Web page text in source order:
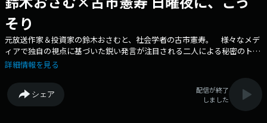
そり
元放送作家＆投資家の鈴木おさむと、社会学者の古市憲寿。 様々なメデ
ィアで独自の視点に基づいた鋭い発言が注目される二人による秘密のトー
ク番組。 社会情勢から、芸能、エンタメ、世の中のちょっとした事件ま
あいます。 25分のOA時間に入りきらなかった話や、ちょっとOAでは流
せなかった話は ディレクターズカットとしてPODCASTで配信。 番
組Webサイト：https://www.tfm.co.jp/kossori/ メッセージフォーム：
詳細情報を見る
シェア
配信が終了
しました